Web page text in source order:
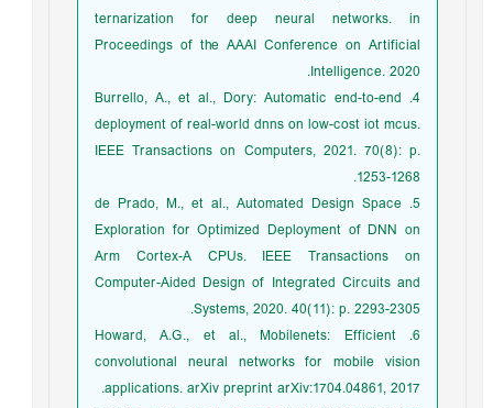
ternarization for deep neural networks. in
Proceedings of the AAAI Conference on Artificial
Intelligence. 2020.
4. Burrello, A., et al., Dory: Automatic end-to-end
deployment of real-world dnns on low-cost iot mcus.
IEEE Transactions on Computers, 2021. 70(8): p.
1253-1268.
5. de Prado, M., et al., Automated Design Space
Exploration for Optimized Deployment of DNN on
Arm Cortex-A CPUs. IEEE Transactions on
Computer-Aided Design of Integrated Circuits and
Systems, 2020. 40(11): p. 2293-2305.
6. Howard, A.G., et al., Mobilenets: Efficient
convolutional neural networks for mobile vision
applications. arXiv preprint arXiv:1704.04861, 2017.